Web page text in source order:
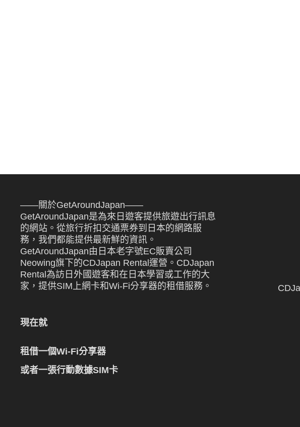
——關於GetAroundJapan——
GetAroundJapan是為來日遊客提供旅遊出行訊息
的網站。從旅行折扣交通票券到日本的網路服
務，我們都能提供最新鮮的資訊。
GetAroundJapan由日本老字號EC販賣公司
Neowing旗下的CDJapan Rental運營。CDJapan
Rental為訪日外國遊客和在日本學習或工作的大
家，提供SIM上網卡和Wi-Fi分享器的租借服務。
現在就
租借一個Wi-Fi分享器
或者一張行動數據SIM卡